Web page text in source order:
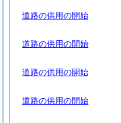
道路の供用の開始
道路の供用の開始
道路の供用の開始
道路の供用の開始